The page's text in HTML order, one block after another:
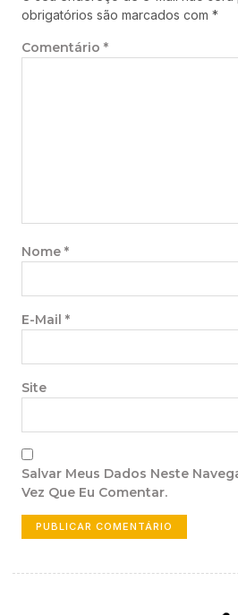
obrigatórios são marcados com *
Comentário *
Nome *
E-Mail *
Site
Salvar Meus Dados Neste
Vez Que Eu Comentar.